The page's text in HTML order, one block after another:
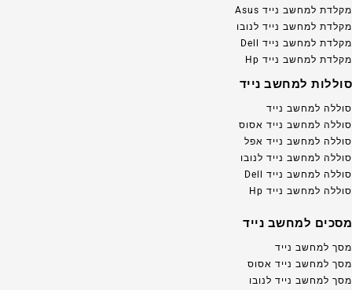
מקלדת למחשב נייד Asus
מקלדת למחשב נייד לנובו
מקלדת למחשב נייד Dell
מקלדת למחשב נייד Hp
סוללות למחשב נייד
סוללה למחשב נייד
סוללה למחשב נייד אסוס
סוללה למחשב נייד אפל
סוללה למחשב נייד לנובו
סוללה למחשב נייד Dell
סוללה למחשב נייד Hp
מסכים למחשב נייד
מסך למחשב נייד
מסך למחשב נייד אסוס
מסך למחשב נייד לנובו